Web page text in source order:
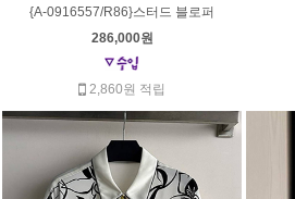
{A-0916557/R86}스터드 블로퍼
286,000원
2,860원 적립